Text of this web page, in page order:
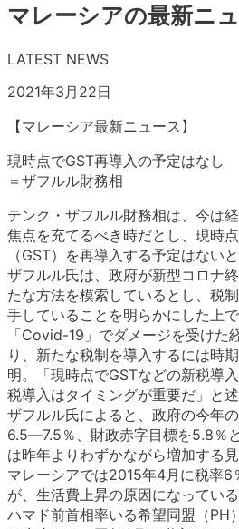
マレーシアの最新ニ
LATEST NEWS
2021年3月22日
【マレーシア最新ニュース】
現時点でGST再導入の予定はなし
＝ザフルル財務相
テンク・ザフルル財務相は、今は
焦点を充てるべき時だとし、現時
（GST）を再導入する予定はないと
ザフルル氏は、政府が新型コロナ
たな方法を模索しているとし、税
手していることを明らかにした上
「Covid-19」でダメージを受けた
り、新たな税制を導入するには時
明。「現時点でGSTなどの新税導
税導入はタイミングが重要だ」と述
ザフルル氏によると、政府の今年
6.5―7.5％、財政赤字目標を5.8％
は昨年よりわずかながら増加する見
マレーシアでは2015年4月に税率6
が、生活費上昇の原因になってい
ハマド前首相率いる希望同盟（PH